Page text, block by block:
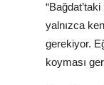
yalnızca
gerekiyor.
koyması